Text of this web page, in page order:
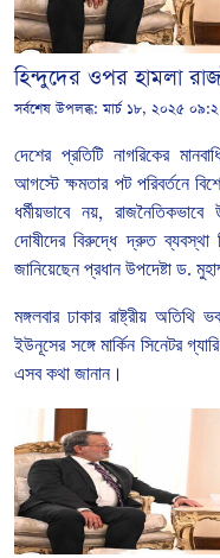
হিন্দুদের ওপর হামলা
সর্বশেষ উপলব্ধ:মার্চ ১৮, ২০২৫
দেশের প্রতিটি নাগরিকের
আগস্টে ক্ষমতার পট পরিবর্তনে
ধর্মীয়ভাবে নয়,রাজনৈতিকভাবে
দোষীদের বিরুদ্ধে দ্রুত ব্যবস্থা
জানিয়েছেন প্রধান উপদেষ্টা ড.
মঙ্গলবার ঢাকার রাষ্ট্রীয় অতিথি
ইউনূসের সঙ্গে মার্কিন সিনেটর গ্যারি
এসব কথা জানান।